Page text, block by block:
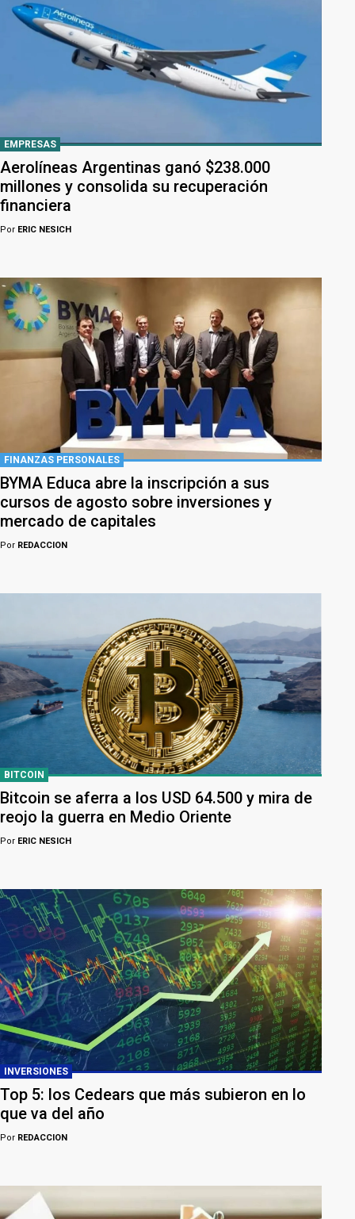
EMPRESAS
Aerolíneas Argentinas ganó $238.000
millones y consolida su recuperación
financiera
Por ERIC NESICH
FINANZAS PERSONALES
BYMA Educa abre la inscripción a sus
cursos de agosto sobre inversiones y
mercado de capitales
Por REDACCION
BITCOIN
Bitcoin se aferra a los USD 64.500 y mira de
reojo la guerra en Medio Oriente
Por ERIC NESICH
INVERSIONES
Top 5: los Cedears que más subieron en lo
que va del año
Por REDACCION